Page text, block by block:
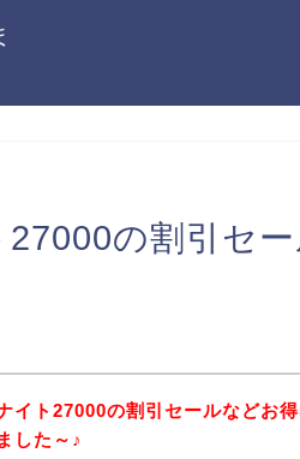
の割引セ
イト27000の割引セールなどお
した～♪